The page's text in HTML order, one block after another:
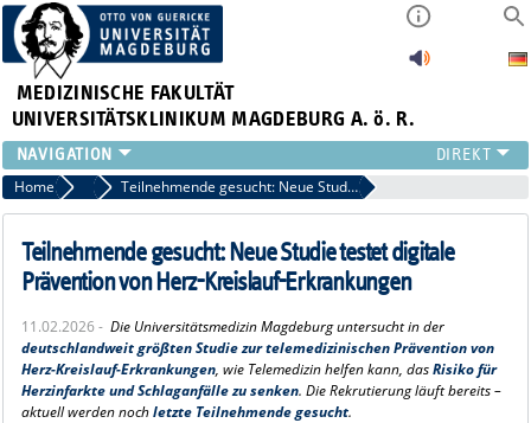
MEDIZINISCHE FAKULTÄT
UNIVERSITÄTSKLINIKUM MAGDEBURG A. ö. R.
INSTITUTE
KLINIKEN
ZENTRALE EINRICHTUNGEN
FORSCHUNG
ÜBER UNS
INTERNATIONAL
INTRANET
Home Pressemitteilungen Teilnehmende gesucht: Neue Studie testet digitale Prävention von Herz-Kreislauf-Erkrankungen
Teilnehmende gesucht: Neue Studie testet digitale
Prävention von Herz-Kreislauf-Erkrankungen
11.02.2026 - Die Universitätsmedizin Magdeburg untersucht in der
deutschlandweit größten Studie zur telemedizinischen Prävention von
Herz-Kreislauf-Erkrankungen, wie Telemedizin helfen kann, dasRisiko für
Herzinfarkte und Schlaganfälle zu senken. Die Rekrutierung läuft bereits –
aktuell werden nochletzte Teilnehmende gesucht.